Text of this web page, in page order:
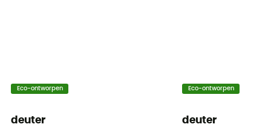
Eco-ontworpen
deuter
Eco-ontworpen
deuter